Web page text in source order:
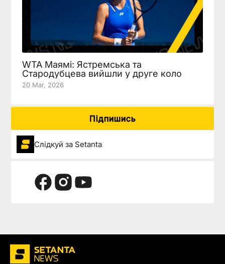
WTA Маямі: Ястремська та
Стародубцева вийшли у друге коло
20 Mar, 2026
Підпишись
Слідкуй за Setanta